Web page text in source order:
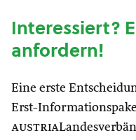
Interessiert?
anfordern!
Eine erste
Erst-
austria